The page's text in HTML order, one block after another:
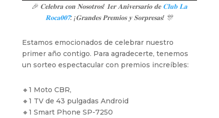
🎉 𝐂𝐞𝐥𝐞𝐛𝐫𝐚 𝐜𝐨𝐧 𝐍𝐨𝐬𝐨𝐭𝐫𝐨𝐬! 𝟏𝐞𝐫 𝐀𝐧𝐢𝐯𝐞𝐫𝐬𝐚𝐫𝐢𝐨 𝐝𝐞 𝐂𝐥𝐮𝐛 𝐋𝐚
𝐑𝐨𝐜𝐚𝟎𝟎𝟕: ¡𝐆𝐫𝐚𝐧𝐝𝐞𝐬 𝐏𝐫𝐞𝐦𝐢𝐨𝐬 𝐲 𝐒𝐨𝐫𝐩𝐫𝐞𝐬𝐚𝐬! 🎊
Estamos emocionados de celebrar nuestro
primer año contigo. Para agradecerte, tenemos
un sorteo espectacular con premios increíbles:
🔸1 Moto CBR,
🔸1 TV de 43 pulgadas Android
🔸1 Smart Phone SP-7250